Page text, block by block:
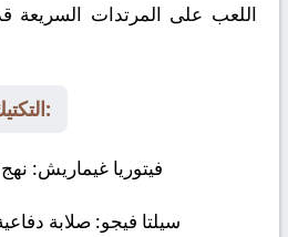
اللعب على المرتدات السريعة
التكتيك المتوقع لكل فريق:
فيتوريا غيماريش:
سيلتا فيجو: صلابة